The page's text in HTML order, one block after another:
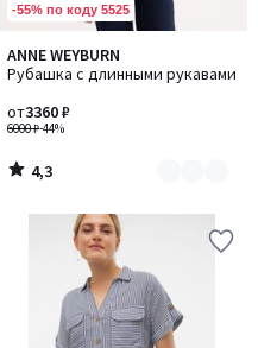
-55% по коду 5525
ANNE WEYBURN
Рубашка с длинными рукавами
6000 ₽-44%
от3360 ₽
4,3
/ 5
Количество
цветов:
4,3
/